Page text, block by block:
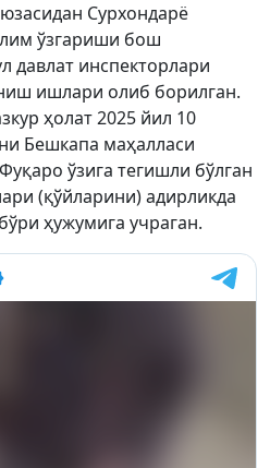
Сурхондарё
ўзгариши бош
давлат инспекторлари
ишлари олиб борилган.
ҳолат 2025 йил 10
Бешкапа маҳалласи
ўзига тегишли бўлган
(қўйларини) адирликда
ҳужумига учраган.